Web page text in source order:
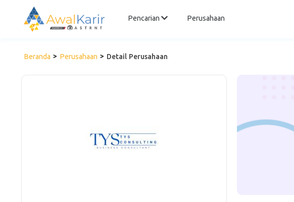
Pencarian Perusahaan
Beranda Perusahaan Detail Perusahaan